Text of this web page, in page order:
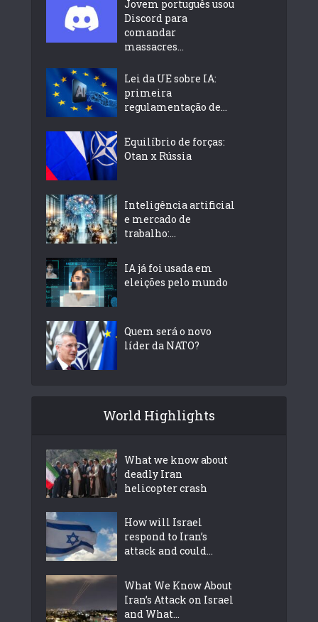
Jovem português usou
Discord para
comandar
massacres...
Lei da UE sobre IA:
primeira
regulamentação de...
Equilíbrio de forças:
Otan x Rússia
Inteligência artificial
e mercado de
trabalho:...
IA já foi usada em
eleições pelo mundo
Quem será o novo
líder da NATO?
World Highlights
What we know about
deadly Iran
helicopter crash
How will Israel
respond to Iran’s
attack and could...
What We Know About
Iran’s Attack on Israel
and What...